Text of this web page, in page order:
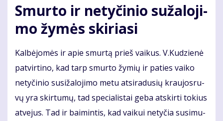
Smur­to ir ne­ty­či­nio su­ža­lo­ji­
mo žy­mės ski­ria­si
Kal­bė­jo­mės ir apie smur­tą prieš vai­kus. V.Ku­dzie­nė
pa­tvir­ti­no, kad tarp smur­to žy­mių ir pa­ties vai­ko
ne­ty­či­nio su­si­ža­lo­ji­mo me­tu at­si­ra­du­sių krau­jos­ru­
vų yra skir­tu­mų, tad spe­cia­lis­tai ge­ba at­skir­ti to­kius
at­ve­jus. Tad ir bai­min­tis, kad vai­kui ne­ty­čia su­si­mu­